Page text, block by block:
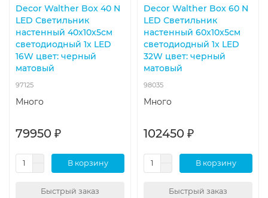
Decor Walther Box 40 N
LED Светильник
настенный 40x10x5см
светодиодный 1x LED
16W цвет: черный
матовый
97125
Много
79950 ₽
В корзину
Быстрый заказ
Decor Walther Box 60 N
LED Светильник
настенный 60x10x5см
светодиодный 1x LED
32W цвет: черный
матовый
98035
Много
102450 ₽
В корзину
Быстрый заказ